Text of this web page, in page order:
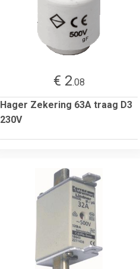
€ 2.08
Hager Zekering 63A traag D3
230V